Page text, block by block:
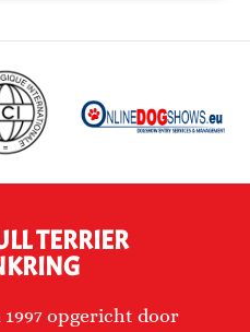
TERRIER
opgericht door